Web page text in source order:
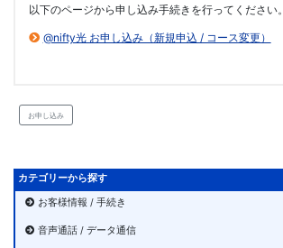
以下のページから申し込み手続きを行ってください。
@nifty光 お申し込み（新規申込 / コース変更）
お申し込み
カテゴリーから探す
お客様情報 / 手続き
音声通話 / データ通信